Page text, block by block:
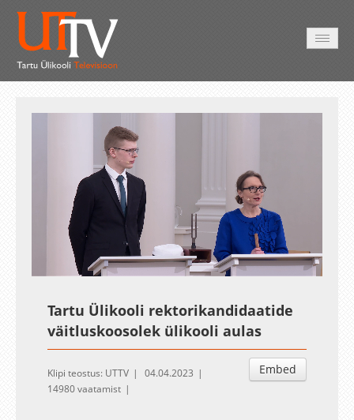
UnmuteLoaded:
0.23%
Esituskiirused
Auto
Tartu Ülikooli rektorikandidaatide
väitluskoosolek ülikooli aulas
Embed
Klipi teostus: UTTV
04.04.2023
14980 vaatamist